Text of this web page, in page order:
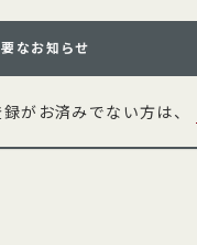
なお知らせ
がお済みでない方は、